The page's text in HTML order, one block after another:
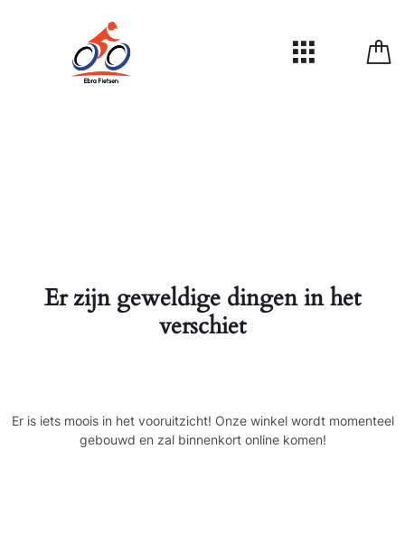
Er zijn geweldige dingen in het
verschiet
Er is iets moois in het vooruitzicht! Onze winkel wordt momenteel
gebouwd en zal binnenkort online komen!